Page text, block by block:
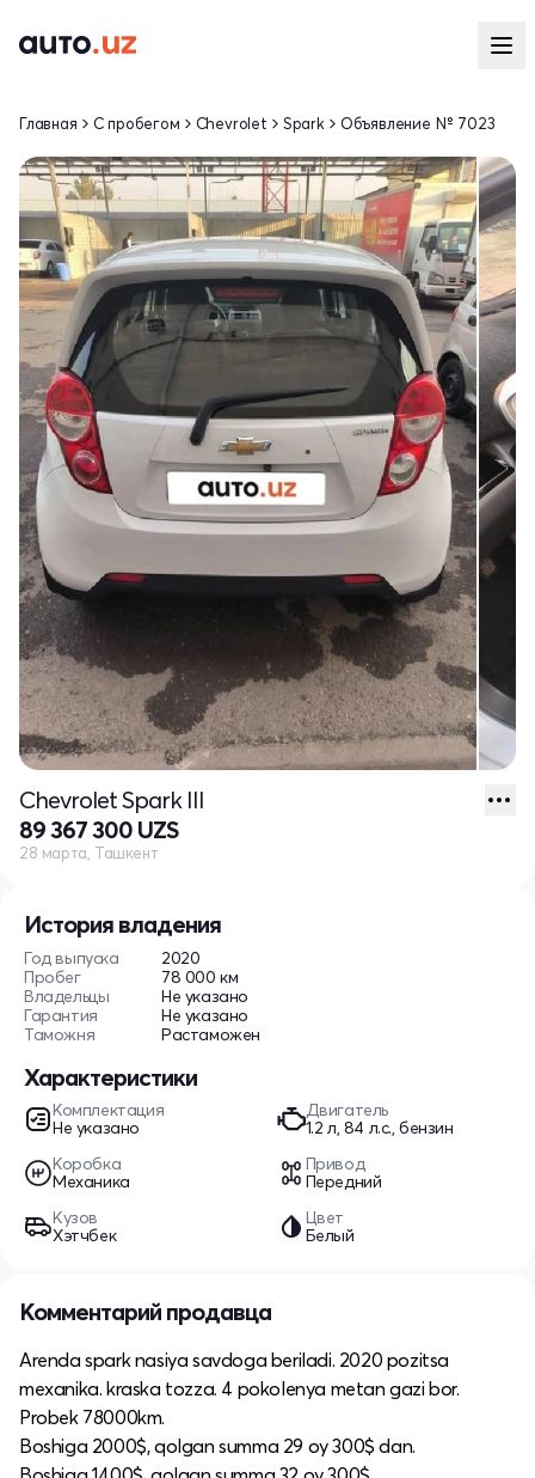
История владения
Год выпуска
2020
Пробег
78 000 км
Владельцы
Не указано
Гарантия
Не указано
Таможня
Растаможен
Характеристики
Комплектация
Не указано
Двигатель
1.2 л, 84 л.с., бензин
Коробка
Механика
Привод
Передний
Кузов
Хэтчбек
Цвет
Белый
Главная С пробегом Chevrolet Spark Объявление № 7023
Chevrolet Spark III
89 367 300 UZS
28 марта, Ташкент
Комментарий продавца
Arenda spark nasiya savdoga beriladi. 2020 pozitsa
mexanika. kraska tozza. 4 pokolenya metan gazi bor.
Probek 78000km.
Boshiga 2000$, qolgan summa 29 oy 300$ dan.